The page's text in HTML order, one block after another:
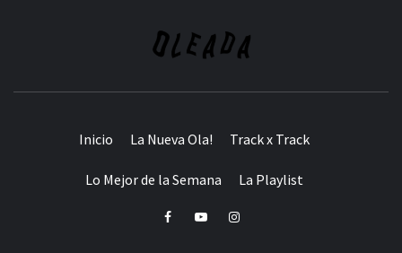
Inicio La Nueva Ola! Track x Track
Lo Mejor de la Semana La Playlist
FacebookYoutubeInstagram